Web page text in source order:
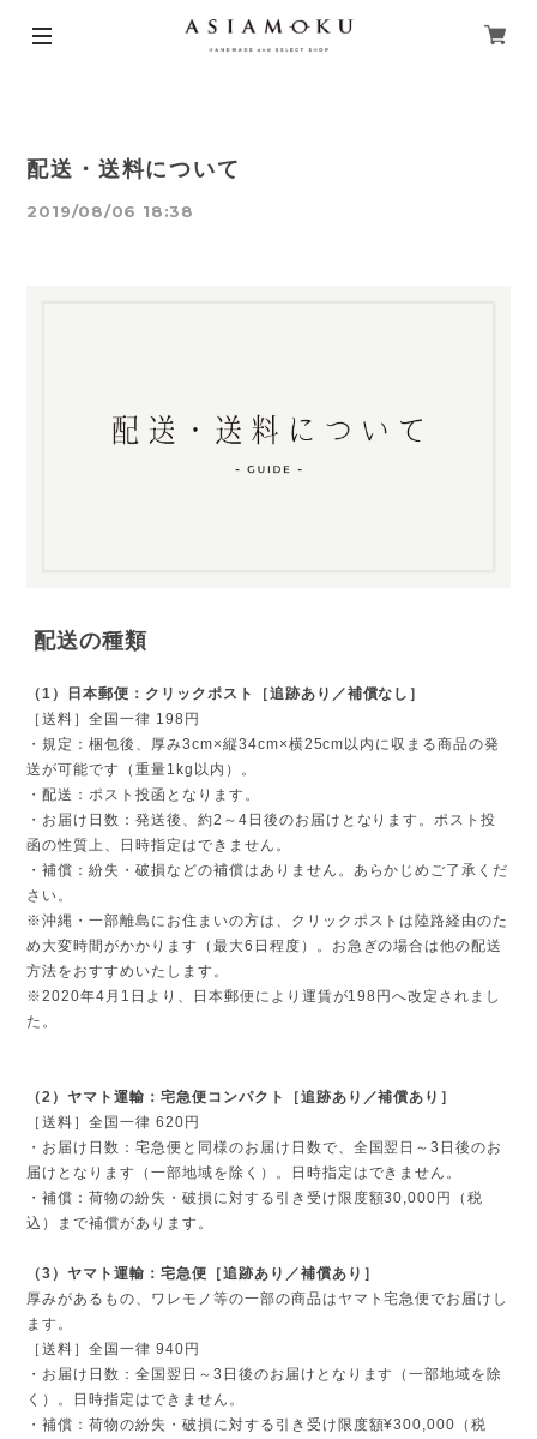
配送・送料について
2019/08/06 18:38
配送の種類
（1）日本郵便：クリックポスト［追跡あり／補償なし］
［送料］全国一律 198円
・規定：梱包後、厚み3cm×縦34cm×横25cm以内に収まる商品の発
送が可能です（重量1kg以内）。
・配送：ポスト投函となります。
・お届け日数：発送後、約2～4日後のお届けとなります。ポスト投
函の性質上、日時指定はできません。
・補償：紛失・破損などの補償はありません。あらかじめご了承くだ
さい。
※沖縄・一部離島にお住まいの方は、クリックポストは陸路経由のた
め大変時間がかかります（最大6日程度）。お急ぎの場合は他の配送
方法をおすすめいたします。
※2020年4月1日より、日本郵便により運賃が198円へ改定されまし
た。
（2）ヤマト運輸：宅急便コンパクト［追跡あり／補償あり］
［送料］全国一律 620円
・お届け日数：宅急便と同様のお届け日数で、全国翌日～3日後のお
届けとなります（一部地域を除く）。日時指定はできません。
・補償：荷物の紛失・破損に対する引き受け限度額30,000円（税
込）まで補償があります。
（3）ヤマト運輸：宅急便［追跡あり／補償あり］
厚みがあるもの、ワレモノ等の一部の商品はヤマト宅急便でお届けし
ます。
［送料］全国一律 940円
・お届け日数：全国翌日～3日後のお届けとなります（一部地域を除
く）。日時指定はできません。
・補償：荷物の紛失・破損に対する引き受け限度額¥300,000（税